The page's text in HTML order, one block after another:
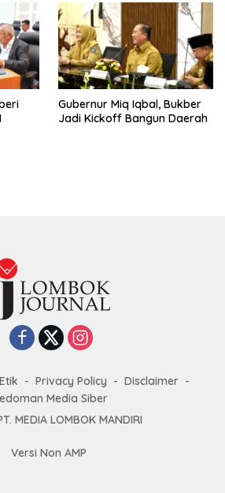
Gubernur Miq Iqbal, Bukber
Jadi Kickoff Bangun Daerah
Privacy Policy
Disclaimer
Media Siber
MEDIA LOMBOK MANDIRI
Versi Non AMP